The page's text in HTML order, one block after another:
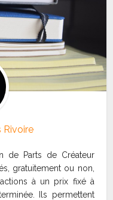
Rivoire
de Parts de Créateur
gratuitement ou non,
à un prix fixé à
Ils permettent